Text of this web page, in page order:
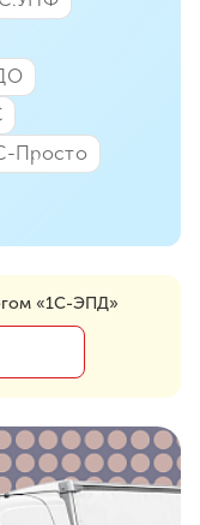
Просто
«1С-ЭПД»